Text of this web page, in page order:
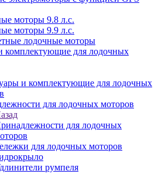
моторы 9.8 л.с.
моторы 9.9 л.с.
лодочные моторы
комплектующие для лодочных
и комплектующие для лодочных
для лодочных моторов
для лодочных
для лодочных моторов
румпеля